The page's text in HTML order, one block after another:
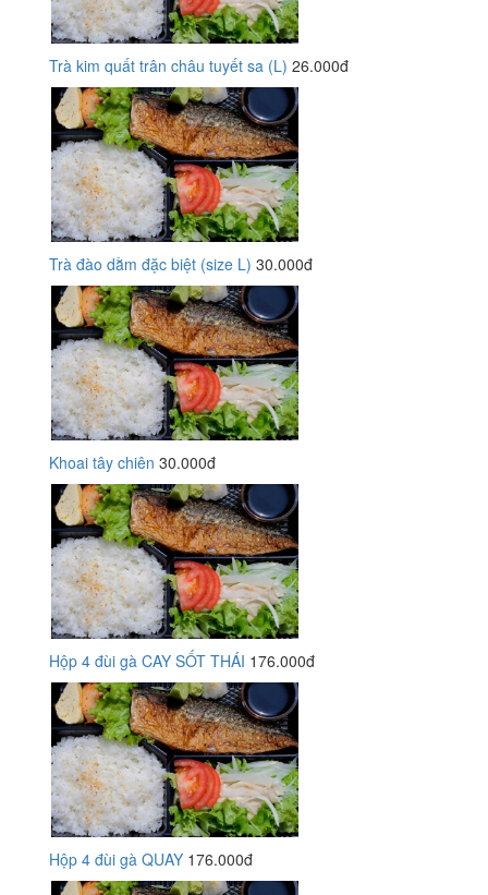
Trà kim quất trân châu tuyết sa (L) 26.000đ
Trà đào dằm đặc biệt (size L) 30.000đ
Khoai tây chiên 30.000đ
Hộp 4 đùi gà CAY SỐT THÁI 176.000đ
Hộp 4 đùi gà QUAY 176.000đ